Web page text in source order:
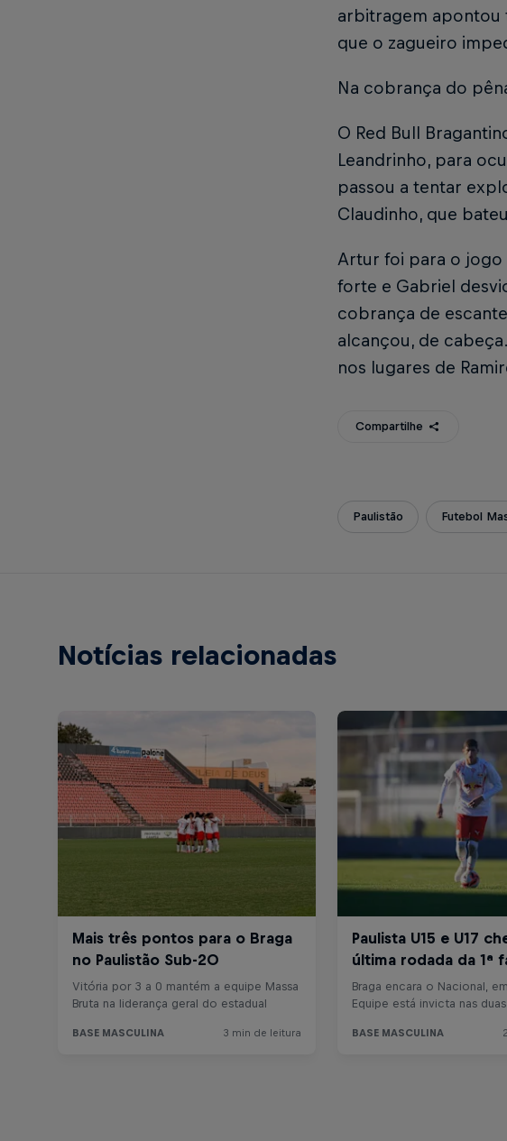
arbitragem apontou
que o zagueiro
Na cobrança do
O Red Bull
Leandrinho, para
passou a tentar
Claudinho, que
Artur foi para o jogo
forte e Gabriel
cobrança de
alcançou, de
nos lugares de
Compartilhe
Paulistão Futebol
Notícias relacionadas